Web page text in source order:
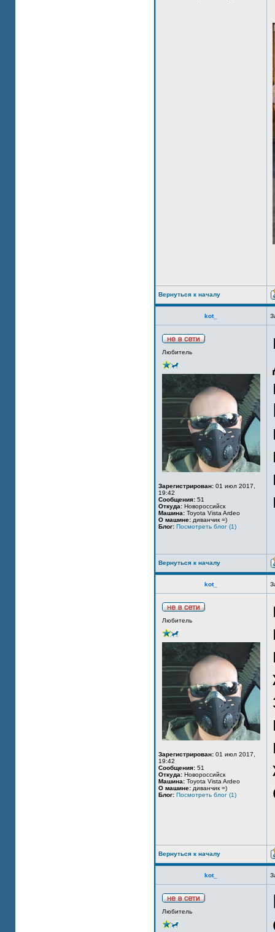
Вернуться к началу
kot_
Любитель
Зарегистрирован: 01 июл 2017,
19:42
Сообщения: 51
Откуда: Новороссийск
Машина: Toyota Vista Ardeo
О машине: диванчик =)
Блог: Посмотреть блог (1)
Вернуться к началу
kot_
Любитель
Зарегистрирован: 01 июл 2017,
19:42
Сообщения: 51
Откуда: Новороссийск
Машина: Toyota Vista Ardeo
О машине: диванчик =)
Блог: Посмотреть блог (1)
Вернуться к началу
kot_
Любитель